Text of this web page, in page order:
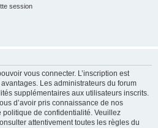
session
vous connecter. L’inscription est
Les administrateurs du forum
supplémentaires aux utilisateurs inscrits.
d’avoir pris connaissance de nos
politique de confidentialité. Veuillez
attentivement toutes les règles du